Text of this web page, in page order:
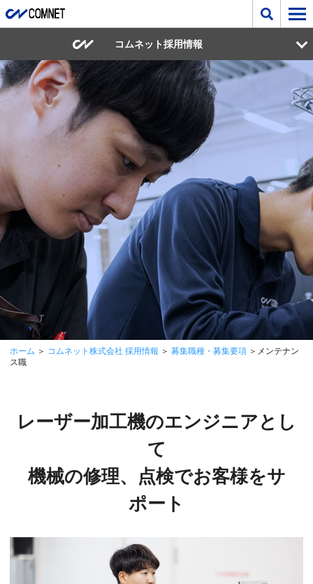
コムネット採用情報
ホーム ＞ コムネット株式会社 採用情報 ＞ 募集職種・募集要項 ＞メンテナン
ス職
レーザー加工機のエンジニアとし
て
機械の修理、点検でお客様をサ
ポート